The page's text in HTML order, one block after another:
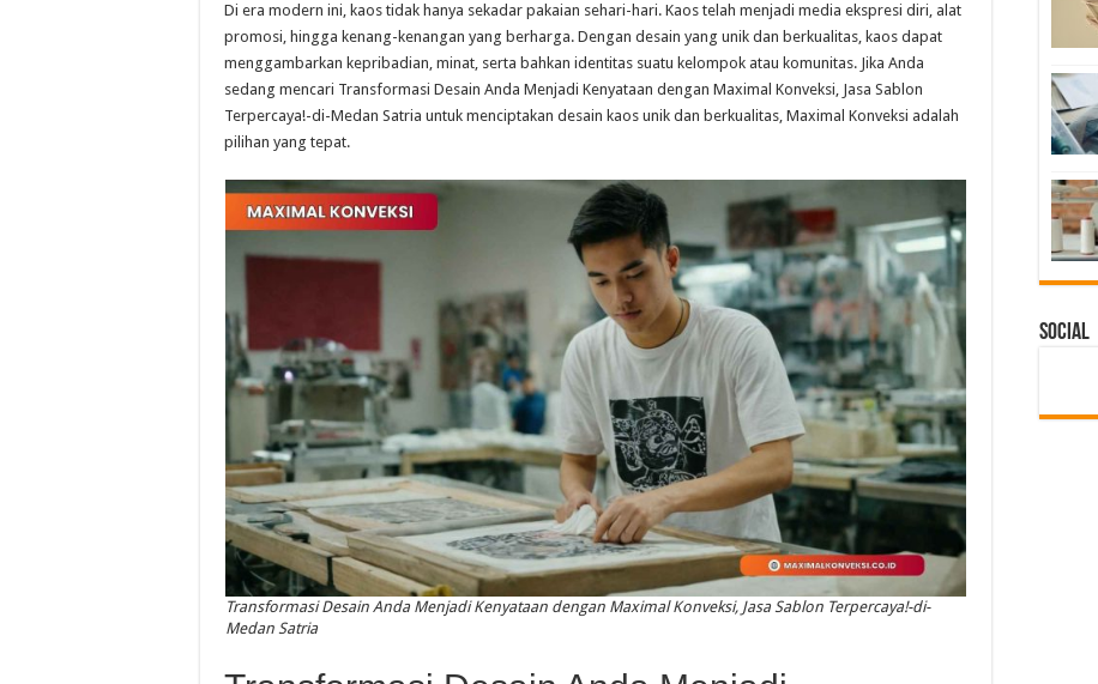
Di era modern ini, kaos tidak hanya sekadar pakaian sehari-hari. Kaos telah menjadi media ekspresi diri, alat
promosi, hingga kenang-kenangan yang berharga. Dengan desain yang unik dan berkualitas, kaos dapat
menggambarkan kepribadian, minat, serta bahkan identitas suatu kelompok atau komunitas. Jika Anda
sedang mencari Transformasi Desain Anda Menjadi Kenyataan dengan Maximal Konveksi, Jasa Sablon
Terpercaya!-di-Medan Satria untuk menciptakan desain kaos unik dan berkualitas, Maximal Konveksi adalah
pilihan yang tepat.
Transformasi Desain Anda Menjadi Kenyataan dengan Maximal Konveksi, Jasa Sablon Terpercaya!-di-
Medan Satria
Social